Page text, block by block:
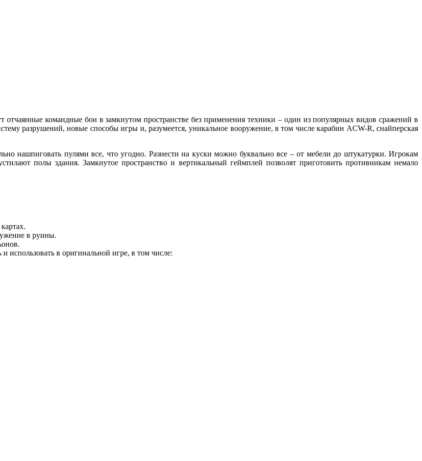
отчаянные командные бои в замкнутом пространстве без применения техники – один из популярных видов сражений в
разрушений, новые способы игры и, разумеется, уникальное вооружение, в том числе карабин ACW-R, снайперская
нашпиговать пулями все, что угодно. Разнести на куски можно буквально все – от мебели до штукатурки. Игрокам
полы здания. Замкнутое пространство и вертикальный геймплей позволят приготовить противникам немало
в руины.
в оригинальной игре, в том числе: